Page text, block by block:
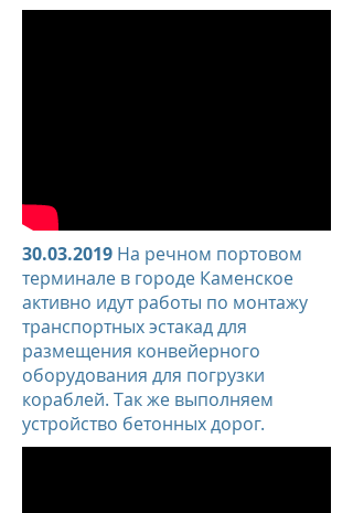
30.03.2019 На речном портовом
терминале в городе Каменское
активно идут работы по монтажу
транспортных эстакад для
размещения конвейерного
оборудования для погрузки
кораблей. Так же выполняем
устройство бетонных дорог.